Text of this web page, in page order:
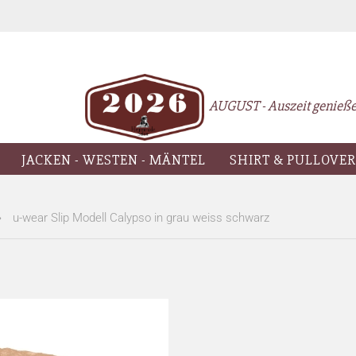
AUGUST - Auszeit
JACKEN - WESTEN - MÄNTEL SHIRT & PULLOVER
u-wear Slip Modell Calypso in grau weiss schwarz